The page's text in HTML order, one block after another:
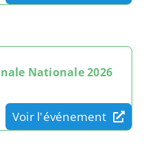
Nationale 2026
Voir l'événement